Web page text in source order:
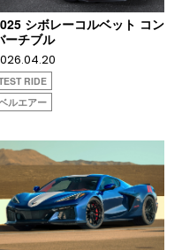
シボレーコルベット コン
ーチブル
RIDE
ルエアー